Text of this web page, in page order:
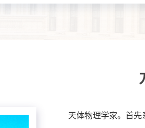
天体物理学家。首